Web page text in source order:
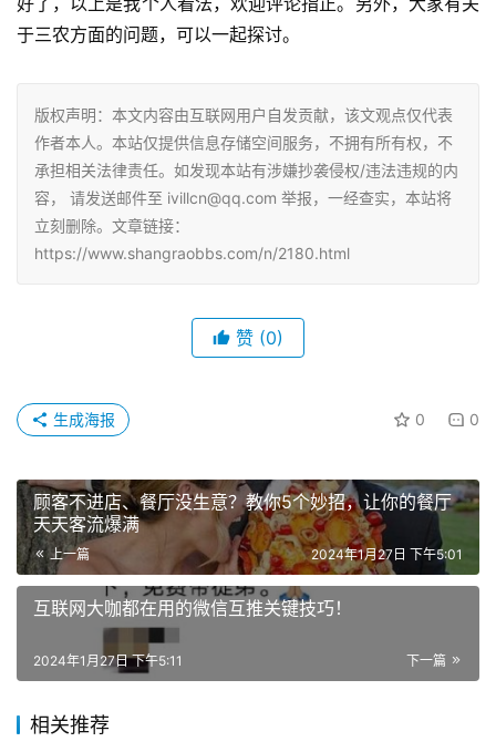
于三农方面的问题，可以一起探讨。
版权声明：本文内容由互联网用户自发贡献，该文观点仅代表
作者本人。本站仅提供信息存储空间服务，不拥有所有权，不
承担相关法律责任。如发现本站有涉嫌抄袭侵权/违法违规的内
容， 请发送邮件至 ivillcn@qq.com 举报，一经查实，本站将
立刻删除。文章链接：
https://www.shangraobbs.com/n/2180.html
赞 (0)
0 0
生成海报
顾客不进店、餐厅没生意？教你5个妙招，让你的餐厅
天天客流爆满
上一篇 2024年1月27日 下午5:01
互联网大咖都在用的微信互推关键技巧！
下一篇
2024年1月27日 下午5:11
相关推荐